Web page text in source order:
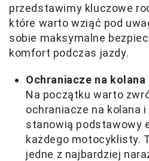
przedstawimy kluczowe
które warto wziąć pod
sobie maksymalne
komfort podczas jazdy.
Ochraniacze na kolana
Na początku warto
ochraniacze na kolana i
stanowią podstawowy
każdego motocyklisty.
jedne z najbardziej